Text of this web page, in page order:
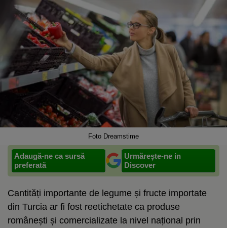
Foto Dreamstime
Adaugă-ne ca sursă
preferată
Urmărește-ne in
Discover
Cantități importante de legume și fructe importate
din Turcia ar fi fost reetichetate ca produse
românești și comercializate la nivel național prin